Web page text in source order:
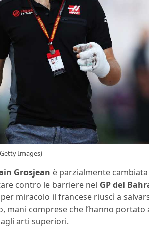
Images)
Grosjean è parzialmente
contro le barriere nel GP del
miracolo il francese riuscì a
mani comprese che l’hanno portato
agli arti superiori.